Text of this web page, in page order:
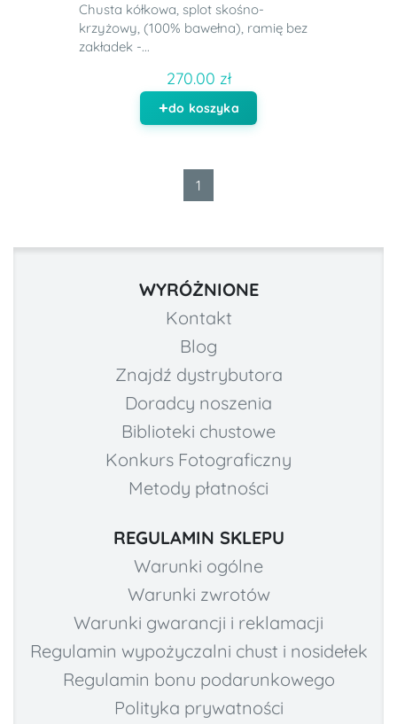
Chusta kółkowa, splot skośno-
krzyżowy, (100% bawełna), ramię bez
zakładek -...
270.00 zł
do koszyka
1
WYRÓŻNIONE
Kontakt
Blog
Znajdź dystrybutora
Doradcy noszenia
Biblioteki chustowe
Konkurs Fotograficzny
Metody płatności
REGULAMIN SKLEPU
Warunki ogólne
Warunki zwrotów
Warunki gwarancji i reklamacji
Regulamin wypożyczalni chust i nosidełek
Regulamin bonu podarunkowego
Polityka prywatności